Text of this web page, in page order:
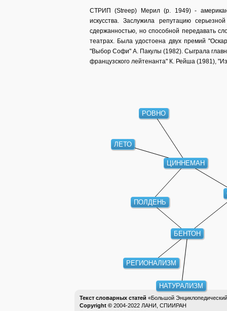
СТРИП (Streep) Мерил (р. 1949) -
искусства. Заслужила репутацию
сдержанностью, но способной передавать
театрах. Была удостоена двух премий
"Выбор Софи" А. Пакулы (1982). Сыграла
французского лейтенанта" К. Рейша (1981),
ЦИННЕМАН
БЕНТОН
РОВНО
ПОЛДЕНЬ
ЛЕТО
РЕГИОНАЛИЗМ
НАТУРАЛИЗМ
Текст словарных статей «Большой
Copyright © 2004-2022 ЛАНИ, СПИИРАН